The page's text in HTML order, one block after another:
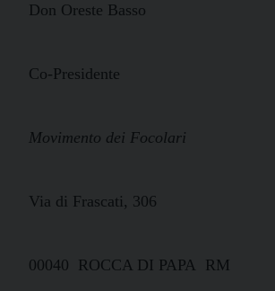
Don Oreste Basso
Co-Presidente
Movimento dei Focolari
Via di Frascati, 306
00040 ROCCA DI PAPA RM